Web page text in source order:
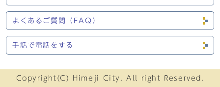
よくあるご質問（FAQ）
手話で電話をする
Copyright(C) Himeji City. All right Reserved.